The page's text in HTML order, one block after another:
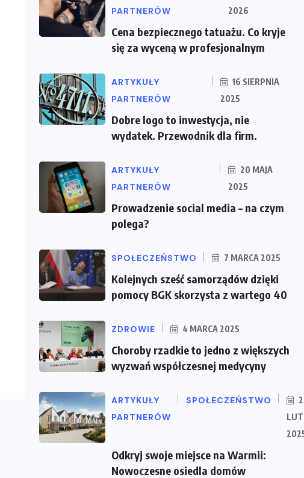
PARTNERÓW
2026
Cena bezpiecznego tatuażu. Co kryje
się za wyceną w profesjonalnym
ARTYKUŁY
PARTNERÓW
16 SIERPNIA
2025
Dobre logo to inwestycja, nie
wydatek. Przewodnik dla firm.
ARTYKUŁY
PARTNERÓW
20 MAJA
2025
Prowadzenie social media – na czym
polega?
SPOŁECZEŃSTWO 7 MARCA 2025
Kolejnych sześć samorządów dzięki
pomocy BGK skorzysta z wartego 40
ZDROWIE 4 MARCA 2025
Choroby rzadkie to jedno z większych
wyzwań współczesnej medycyny
ARTYKUŁY
PARTNERÓW
SPOŁECZEŃSTWO
Odkryj swoje miejsce na Warmii:
Nowoczesne osiedla domów